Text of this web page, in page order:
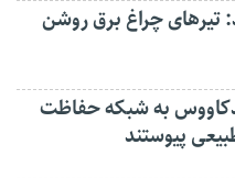
چراغ برق روشن
به شبکه حفاظت
پیوستند